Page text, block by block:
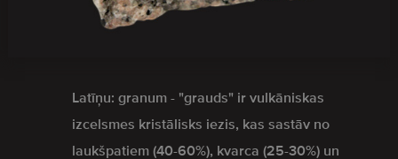
Latīņu: granum - "grauds" ir vulkāniskas
izcelsmes kristālisks iezis, kas sastāv no
laukšpatiem (40-60%), kvarca (25-30%) un